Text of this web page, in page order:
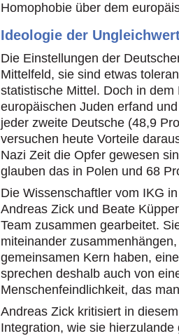
Homophobie über dem
Ideologie der
Die Einstellungen der
Mittelfeld, sie sind etwas
statistische Mittel. Doch in
europäischen Juden erfand
jeder zweite Deutsche (48,9
versuchen heute Vorteile
Nazi Zeit die Opfer gewesen
glauben das in Polen und 68
Die Wissenschaftler vom IKG
Andreas Zick und Beate
Team zusammen gearbeitet.
miteinander
gemeinsamen Kern haben,
sprechen deshalb auch von
Menschenfeindlichkeit, das
Andreas Zick kritisiert in
Integration, wie sie